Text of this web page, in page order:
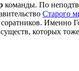
команды. По
Старого
Именно
которых